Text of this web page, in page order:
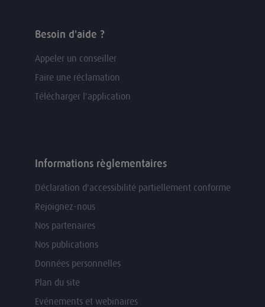
Besoin d'aide ?
Appeler un conseiller
Faire une réclamation
Télécharger l'application
Informations règlementaires
Déclaration d'accessibilité partiellement conforme
Rejoignez-nous
Nos partenaires
Nos publications
Données personnelles
Plan du site
Evénements et webinaires